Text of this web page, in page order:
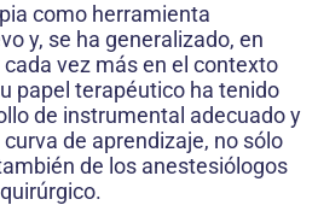
como herramienta
y, se ha generalizado, en
vez más en el contexto
papel terapéutico ha tenido
de instrumental adecuado y
de aprendizaje, no sólo
de los anestesiólogos